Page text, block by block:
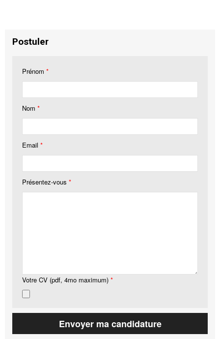
Postuler
Prénom *
Nom *
Email *
Présentez-vous *
Votre CV (pdf, 4mo maximum) *